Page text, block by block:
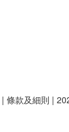
| 條款及細則 |